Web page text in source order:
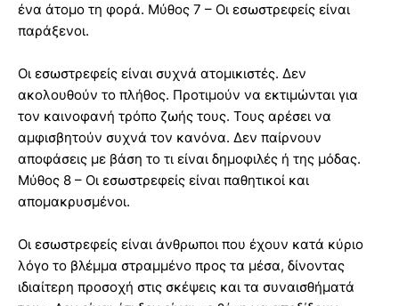
ένα άτομο τη φορά. Μύθος 7 – Οι εσωστρεφείς είναι
παράξενοι.
Οι εσωστρεφείς είναι συχνά ατομικιστές. Δεν
ακολουθούν το πλήθος. Προτιμούν να εκτιμώνται για
τον καινοφανή τρόπο ζωής τους. Τους αρέσει να
αμφισβητούν συχνά τον κανόνα. Δεν παίρνουν
αποφάσεις με βάση το τι είναι δημοφιλές ή της μόδας.
Μύθος 8 – Οι εσωστρεφείς είναι παθητικοί και
απομακρυσμένοι.
Οι εσωστρεφείς είναι άνθρωποι που έχουν κατά κύριο
λόγο το βλέμμα στραμμένο προς τα μέσα, δίνοντας
ιδιαίτερη προσοχή στις σκέψεις και τα συναισθήματά